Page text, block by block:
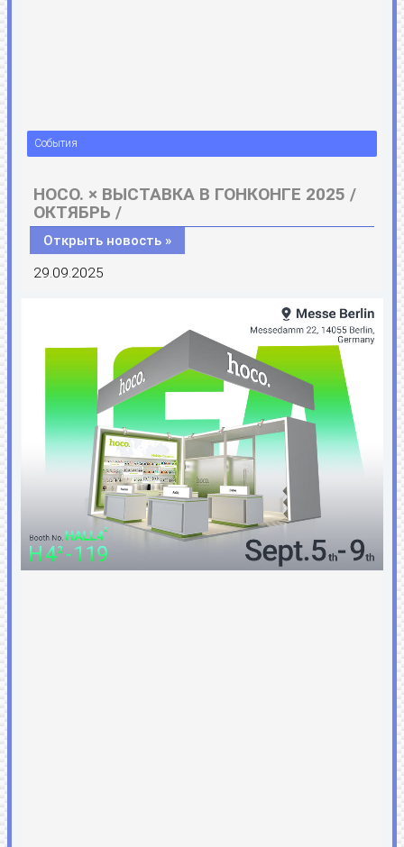
События
HOCO. × ВЫСТАВКА В ГОНКОНГЕ 2025 /
ОКТЯБРЬ /
Открыть новость »
29.09.2025